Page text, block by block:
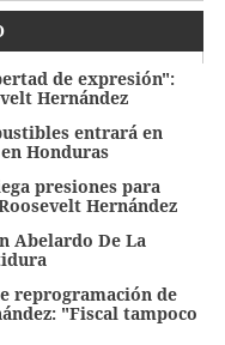
de expresión":
Hernández
entrará en
Honduras
presiones para
Hernández
Abelardo De La
reprogramación de
"Fiscal tampoco